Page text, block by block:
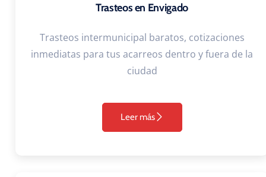
Trasteos en Envigado
Trasteos intermunicipal baratos, cotizaciones
inmediatas para tus acarreos dentro y fuera de la
ciudad
Leer más